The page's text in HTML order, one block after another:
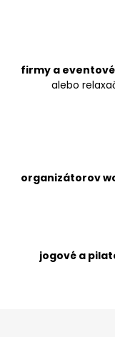
firmy a
alebo
organizátorov
jogové a